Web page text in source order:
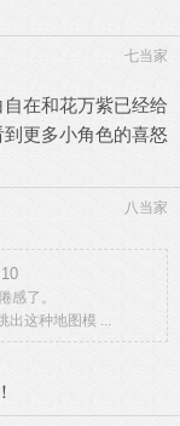
七当家
在和花万紫已经给
更多小角色的喜怒
八当家
感了。
出这种地图模 ...